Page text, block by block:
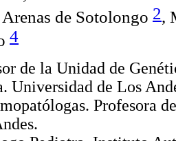
de Sotolongo 2,
4
de la Unidad de
Universidad de Los
Profesora